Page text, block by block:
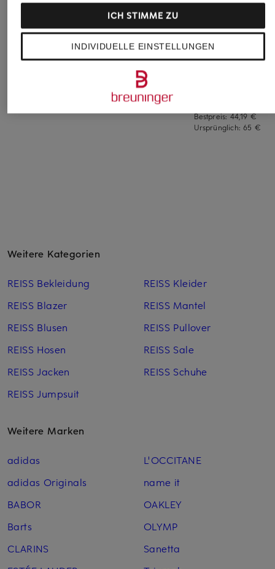
icebreaker
T-Shirt MERINO 150
DRYKORN
T-Shirt RAPHAEL
39,99 €
NN.07
Bestpreis:44,19 €
Ursprünglich:65 €
Weitere Kategorien
REISS Bekleidung
REISS Blazer
REISS Blusen
REISS Hosen
REISS Jacken
REISS Jumpsuit
REISS Kleider
REISS Mantel
REISS Pullover
REISS Sale
REISS Schuhe
Weitere Marken
adidas
adidas Originals
BABOR
Barts
CLARINS
L'OCCITANE
name it
OAKLEY
OLYMP
Sanetta
INDIVIDUELLE EINSTELLUNGEN
ICH STIMME ZU